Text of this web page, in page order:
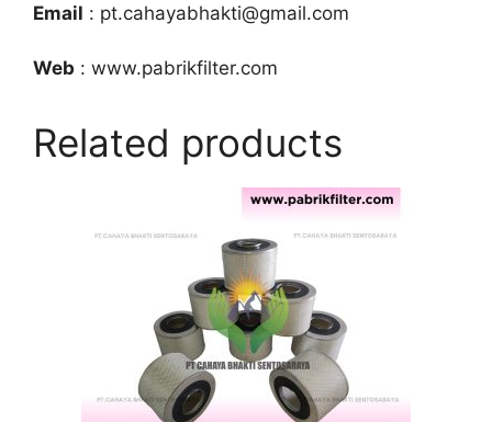
Email : pt.cahayabhakti@gmail.com
Web : www.pabrikfilter.com
Related products